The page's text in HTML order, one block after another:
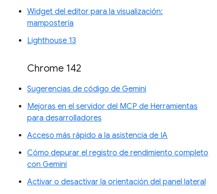
Widget del editor para la visualización:
mampostería
Lighthouse 13
Chrome 142
Sugerencias de código de Gemini
Mejoras en el servidor del MCP de Herramientas
para desarrolladores
Acceso más rápido a la asistencia de IA
Cómo depurar el registro de rendimiento completo
con Gemini
Activar o desactivar la orientación del panel lateral